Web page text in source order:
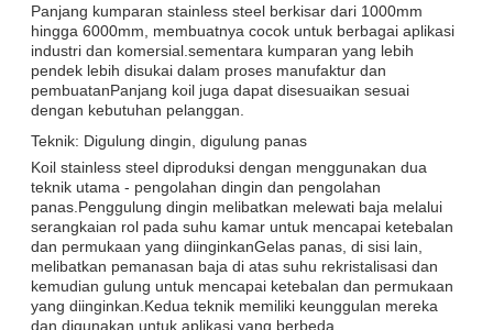
Panjang kumparan stainless steel berkisar dari 1000mm
hingga 6000mm, membuatnya cocok untuk berbagai aplikasi
industri dan komersial.sementara kumparan yang lebih
pendek lebih disukai dalam proses manufaktur dan
pembuatanPanjang koil juga dapat disesuaikan sesuai
dengan kebutuhan pelanggan.
Teknik: Digulung dingin, digulung panas
Koil stainless steel diproduksi dengan menggunakan dua
teknik utama - pengolahan dingin dan pengolahan
panas.Penggulung dingin melibatkan melewati baja melalui
serangkaian rol pada suhu kamar untuk mencapai ketebalan
dan permukaan yang diinginkanGelas panas, di sisi lain,
melibatkan pemanasan baja di atas suhu rekristalisasi dan
kemudian gulung untuk mencapai ketebalan dan permukaan
yang diinginkan.Kedua teknik memiliki keunggulan mereka
dan digunakan untuk aplikasi yang berbeda.